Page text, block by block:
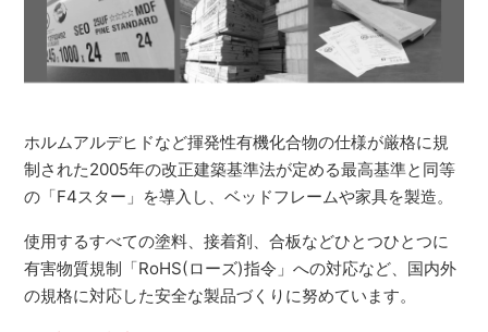
ホルムアルデヒドなど揮発性有機化合物の仕様が厳格に規
制された2005年の改正建築基準法が定める最高基準と同等
の「F4スター」を導入し、ベッドフレームや家具を製造。
使用するすべての塗料、接着剤、合板などひとつひとつに
有害物質規制「RoHS(ローズ)指令」への対応など、国内外
の規格に対応した安全な製品づくりに努めています。